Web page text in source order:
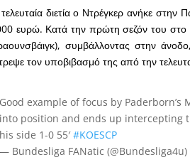
διετία ο Ντρέγκερ ανήκε
ευρώ. Κατά την πρώτη σεζόν του
συμβάλλοντας στην
τον υποβιβασμό της από την
Good example of focus by
into position and ends up intercepting
his side 1-0 55′#KOESCP
— Bundesliga FANatic (@Bundesliga4u)